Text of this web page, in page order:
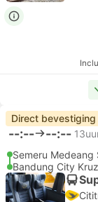
Direct bevestiging
--:-- --:--
Semeru Medeang
Bandung City